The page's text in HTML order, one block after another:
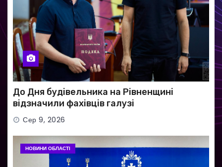
До Дня будівельника на Рівненщині
відзначили фахівців галузі
Сер 9, 2026
НОВИНИ ОБЛАСТІ